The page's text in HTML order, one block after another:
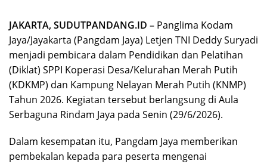
JAKARTA, SUDUTPANDANG.ID – Panglima Kodam
Jaya/Jayakarta (Pangdam Jaya) Letjen TNI Deddy Suryadi
menjadi pembicara dalam Pendidikan dan Pelatihan
(Diklat) SPPI Koperasi Desa/Kelurahan Merah Putih
(KDKMP) dan Kampung Nelayan Merah Putih (KNMP)
Tahun 2026. Kegiatan tersebut berlangsung di Aula
Serbaguna Rindam Jaya pada Senin (29/6/2026).
Dalam kesempatan itu, Pangdam Jaya memberikan
pembekalan kepada para peserta mengenai